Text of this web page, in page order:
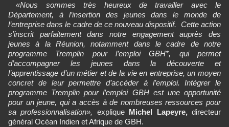
«Nous sommes très heureux de travailler avec le
Département, à l’insertion des jeunes dans le monde de
l’entreprise dans le cadre de ce nouveau dispositif. Cette action
s’inscrit parfaitement dans notre engagement auprès des
jeunes à la Réunion, notamment dans le cadre de notre
programme Tremplin pour l’emploi GBH*, qui permet
d’accompagner les jeunes dans la découverte et
l’apprentissage d’un métier et de la vie en entreprise, un moyen
concret de leur permettre d’accéder à l’emploi. Intégrer le
programme Tremplin pour l’emploi GBH est une opportunité
pour un jeune, qui a accès à de nombreuses ressources pour
sa professionnalisation», expliqueMichel Lapeyre,directeur
général Océan Indien et Afrique de GBH.